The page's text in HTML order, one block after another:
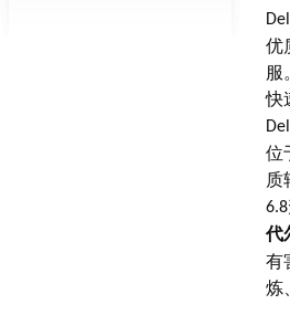
优
服
快
位
质
6.8
代
有